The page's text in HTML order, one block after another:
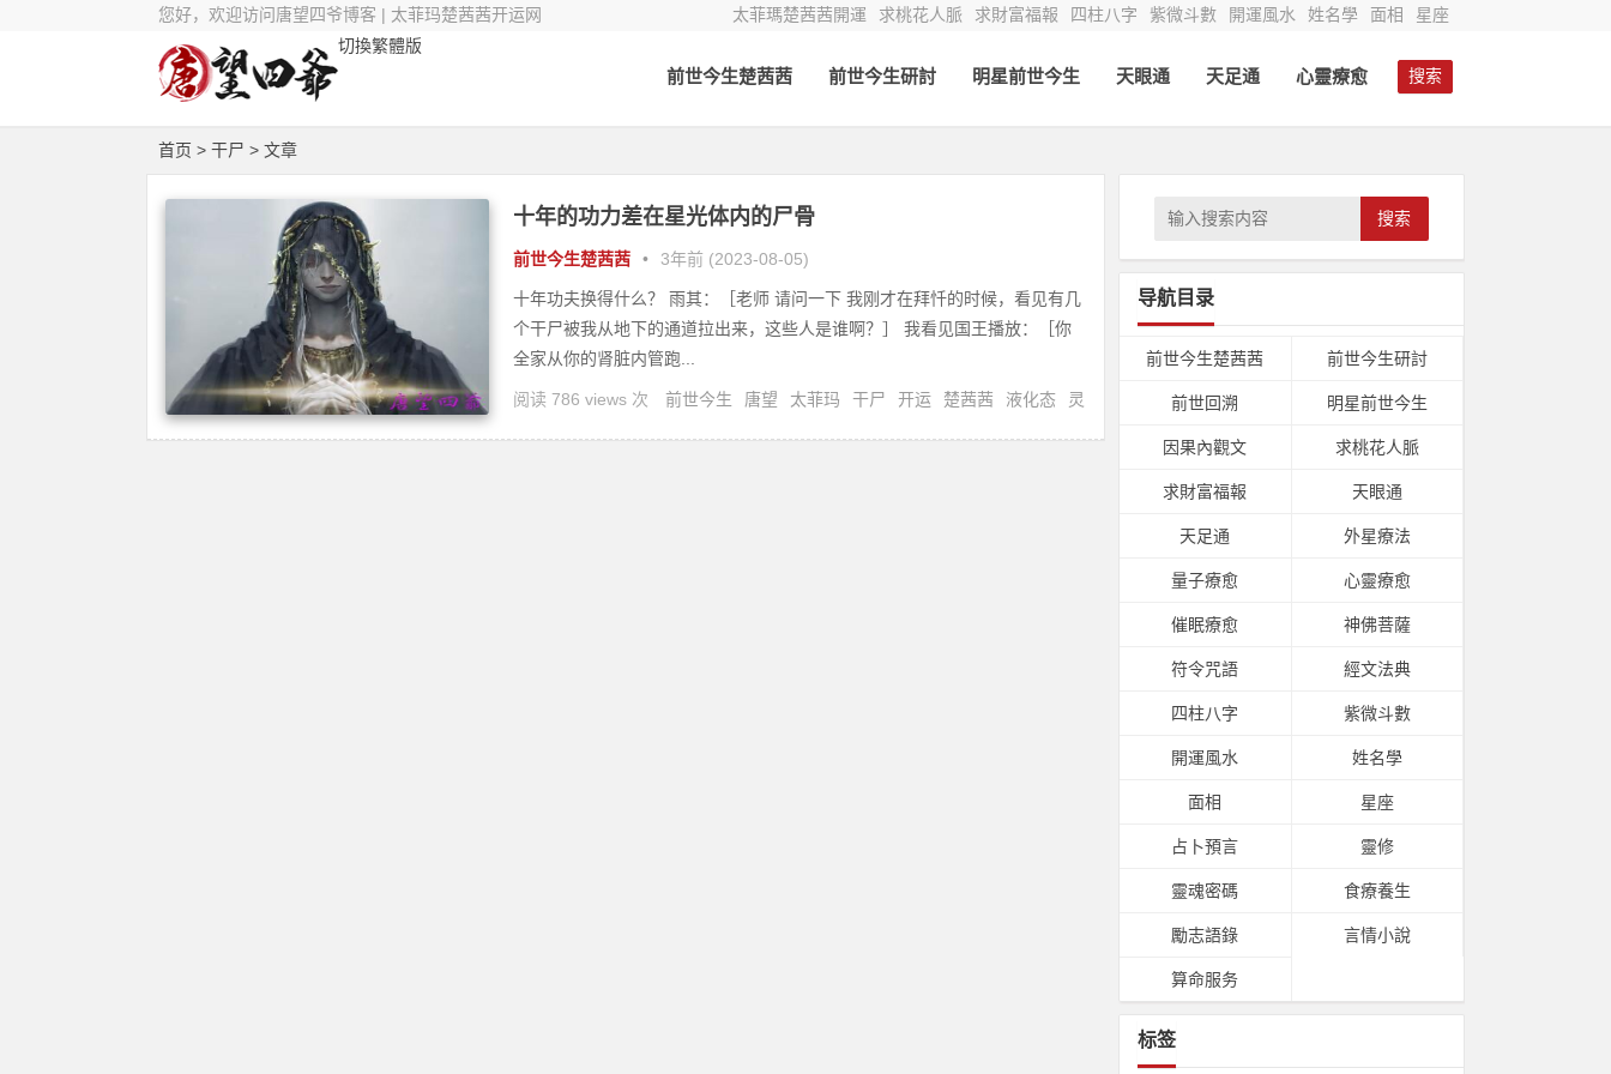
您好，欢迎访问唐望四爷博客 | 太菲玛楚茜茜开运网 太菲瑪楚茜茜開運 求桃花人脈 求財富福報 四柱八字 紫微斗數 開運風水 姓名學 面相
星座
切換繁體版
搜索
前世今生楚茜茜 前世今生研討 明星前世今生 天眼通 天足通 心靈療愈
首页 > 干尸 > 文章
十年的功力差在星光体内的尸骨
前世今生楚茜茜 • 3年前 (2023-08-05)
十年功夫换得什么？ 雨其：［老师 请问一下 我刚才在拜忏的时候，看见有几
个干尸被我从地下的通道拉出来，这些人是谁啊？］ 我看见国王播放：［你
全家从你的肾脏内管跑...
阅读 786 views 次 前世今生 唐望 太菲玛 干尸 开运 楚茜茜 液化态
灵
搜索
导航目录
前世今生楚茜茜 前世今生研討
前世回溯 明星前世今生
因果內觀文 求桃花人脈
求財富福報 天眼通
天足通 外星療法
量子療愈 心靈療愈
催眠療愈 神佛菩薩
符令咒語 經文法典
四柱八字 紫微斗數
開運風水 姓名學
面相 星座
占卜預言 靈修
靈魂密碼 食療養生
勵志語錄 言情小說
算命服务
标签